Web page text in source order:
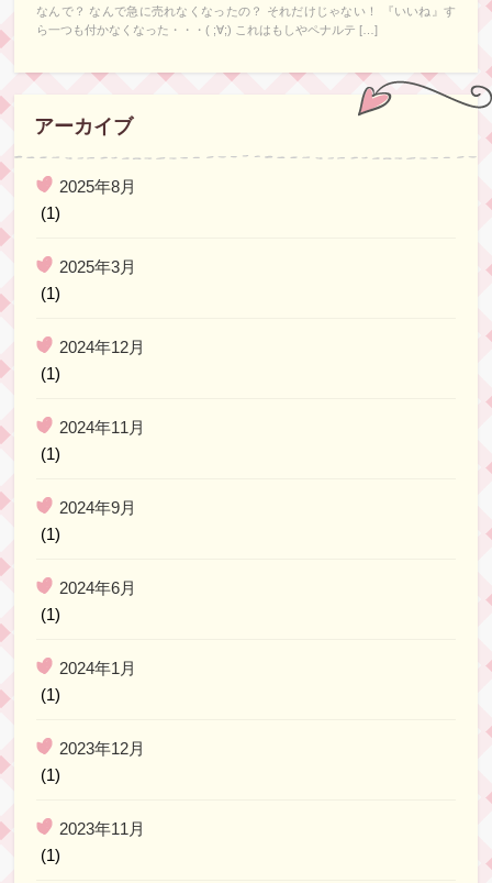
なんで？ なんで急に売れなくなったの？ それだけじゃない！ 『いいね』す
ら一つも付かなくなった・・・( ;∀;) これはもしやペナルテ […]
アーカイブ
2025年8月
(1)
2025年3月
(1)
2024年12月
(1)
2024年11月
(1)
2024年9月
(1)
2024年6月
(1)
2024年1月
(1)
2023年12月
(1)
2023年11月
(1)